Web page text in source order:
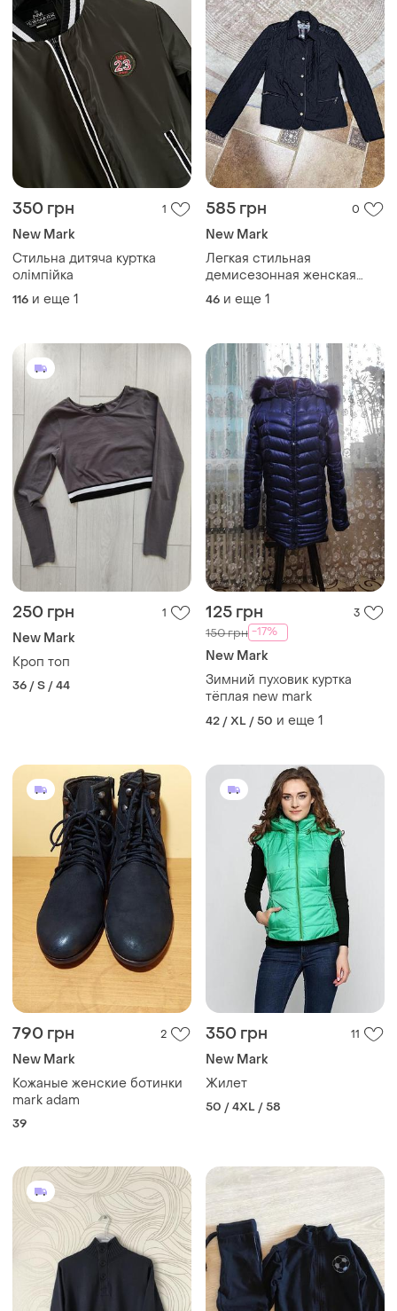
350 грн 1
New Mark
Стильна дитяча куртка
олімпійка
116 и еще 1
585 грн 0
New Mark
Легкая стильная
демисезонная женская
куртка. new mark м-л (46-
48)
46 и еще 1
250 грн 1
New Mark
Кроп топ
36 / S / 44
125 грн 3
150 грн -17%
New Mark
Зимний пуховик куртка
тёплая new mark
42 / XL / 50 и еще 1
790 грн 2
New Mark
Кожаные женские ботинки
mark adam
39
350 грн 11
New Mark
Жилет
50 / 4XL / 58